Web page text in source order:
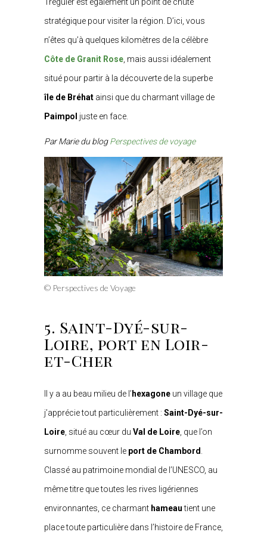
stratégique pour visiter la région. D’ici, vous
n’êtes qu’à quelques kilomètres de la célèbre
Côte de Granit Rose , mais aussi idéalement
situé pour partir à la découverte de la superbe
île de Bréhat ainsi que du charmant village de
Paimpol juste en face.
Par Marie du blogPerspectives de voyage
© Perspectives de Voyage
5. Saint-Dyé-sur-
Loire, port en Loir-
et-Cher
Il y a au beau milieu de l’ hexagone un village que
j’apprécie tout particulièrement : Saint-Dyé-sur-
Loire , situé au cœur du Val de Loire , que l’on
surnomme souvent le port de Chambord
Classé au patrimoine mondial de l’UNESCO, au
même titre que toutes les rives ligériennes
environnantes, ce charmant hameautient une
place toute particulière dans l’histoire de France,